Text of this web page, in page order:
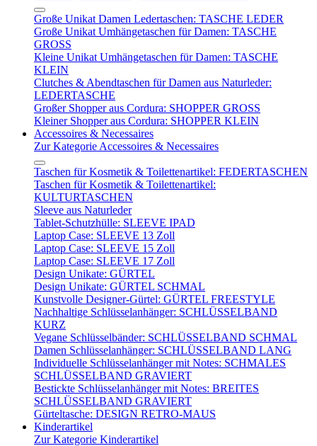
Große Unikat Damen Ledertaschen: TASCHE LEDER
Große Unikat Umhängetaschen für Damen: TASCHE
GROSS
Kleine Unikat Umhängetaschen für Damen: TASCHE
KLEIN
Clutches & Abendtaschen für Damen aus Naturleder:
LEDERTASCHE
Großer Shopper aus Cordura: SHOPPER GROSS
Kleiner Shopper aus Cordura: SHOPPER KLEIN
Accessoires & Necessaires
Zur Kategorie Accessoires & Necessaires
Taschen für Kosmetik & Toilettenartikel: FEDERTASCHEN
Taschen für Kosmetik & Toilettenartikel:
KULTURTASCHEN
Sleeve aus Naturleder
Tablet-Schutzhülle: SLEEVE IPAD
Laptop Case: SLEEVE 13 Zoll
Laptop Case: SLEEVE 15 Zoll
Laptop Case: SLEEVE 17 Zoll
Design Unikate: GÜRTEL
Design Unikate: GÜRTEL SCHMAL
Kunstvolle Designer-Gürtel: GÜRTEL FREESTYLE
Nachhaltige Schlüsselanhänger: SCHLÜSSELBAND
KURZ
Vegane Schlüsselbänder: SCHLÜSSELBAND SCHMAL
Damen Schlüsselanhänger: SCHLÜSSELBAND LANG
Individuelle Schlüsselanhänger mit Notes: SCHMALES
SCHLÜSSELBAND GRAVIERT
Bestickte Schlüsselanhänger mit Notes: BREITES
SCHLÜSSELBAND GRAVIERT
Gürteltasche: DESIGN RETRO-MAUS
Kinderartikel
Zur Kategorie Kinderartikel